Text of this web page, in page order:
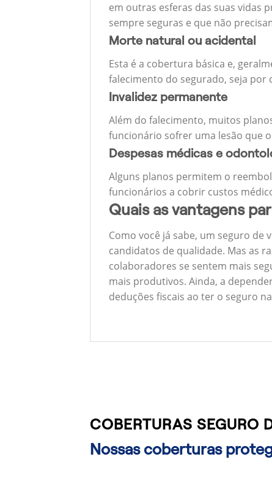
em outras esferas das suas vidas
sempre seguras e que não
Morte natural ou acidental
Esta é a cobertura básica e,
falecimento do segurado, seja por
Invalidez permanente
Além do falecimento, muitos
funcionário sofrer uma lesão que
Despesas médicas e
Alguns planos permitem o
funcionários a cobrir custos
Quais as vantagens
Como você já sabe, um seguro
candidatos de qualidade. Mas as
colaboradores se sentem mais
mais produtivos. Ainda, a
deduções fiscais ao ter o seguro
COBERTURAS SEGURO
Nossas coberturas